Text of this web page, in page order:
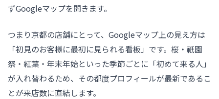
ずGoogleマップを開きます。
つまり京都の店舗にとって、Googleマップ上の見え方は
「初見のお客様に最初に見られる看板」です。桜・祇園
祭・紅葉・年末年始といった季節ごとに「初めて来る人」
が入れ替わるため、その都度プロフィールが最新であるこ
とが来店数に直結します。